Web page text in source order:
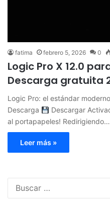
fatima febrero 5, 2026 0
Logic Pro X 12.0
Descarga gratuita
Logic Pro: el estándar
Descarga
Descargar
al portapapeles! Redirigiendo…
Leer más »